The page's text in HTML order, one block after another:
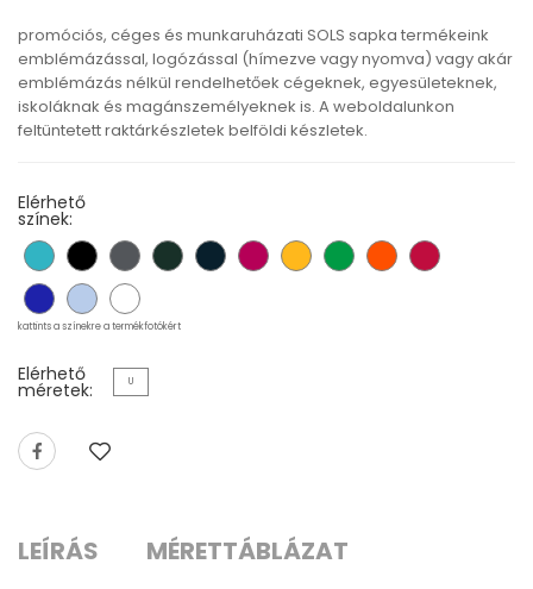
promóciós, céges és munkaruházati SOLS sapka termékeink
emblémázással, logózással (hímezve vagy nyomva) vagy akár
emblémázás nélkül rendelhetőek cégeknek, egyesületeknek,
iskoláknak és magánszemélyeknek is. A weboldalunkon
feltüntetett raktárkészletek belföldi készletek.
Elérhető
színek:
kattints a színekre a termékfotókért
Elérhető
méretek: U
LEÍRÁS
MÉRETTÁBLÁZAT